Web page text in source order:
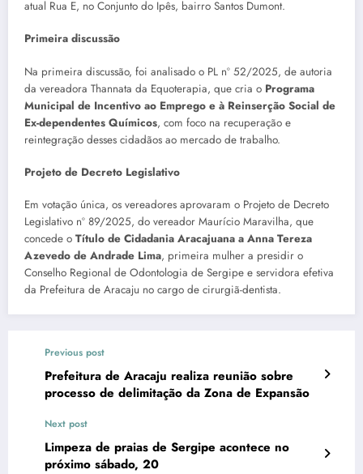
atual Rua E, no Conjunto do Ipês, bairro Santos Dumont.
Primeira discussão
Na primeira discussão, foi analisado o PL nº 52/2025, de autoria
da vereadora Thannata da Equoterapia, que cria o Programa
Municipal de Incentivo ao Emprego e à Reinserção Social de
Ex-dependentes Químicos, com foco na recuperação e
reintegração desses cidadãos ao mercado de trabalho.
Projeto de Decreto Legislativo
Em votação única, os vereadores aprovaram o Projeto de Decreto
Legislativo nº 89/2025, do vereador Maurício Maravilha, que
concede o Título de Cidadania Aracajuana a Anna Tereza
Azevedo de Andrade Lima, primeira mulher a presidir o
Conselho Regional de Odontologia de Sergipe e servidora efetiva
da Prefeitura de Aracaju no cargo de cirurgiã-dentista.
Previous post
Prefeitura de Aracaju realiza reunião sobre
processo de delimitação da Zona de Expansão
Next post
Limpeza de praias de Sergipe acontece no
próximo sábado, 20